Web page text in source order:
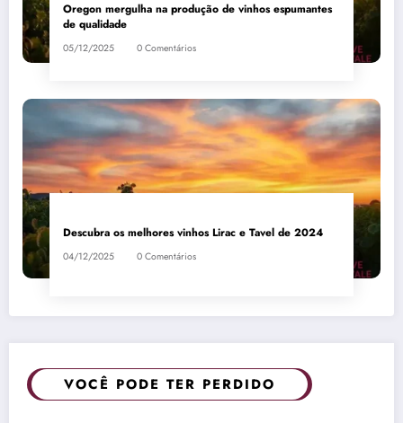
Oregon mergulha na produção de vinhos espumantes
de qualidade
05/12/2025 0 Comentários
Descubra os melhores vinhos Lirac e Tavel de 2024
04/12/2025 0 Comentários
VOCÊ PODE TER PERDIDO